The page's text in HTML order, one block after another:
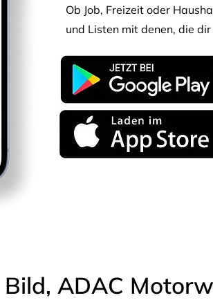
Ob Job, Freizeit oder
und Listen mit denen, die
ADAC